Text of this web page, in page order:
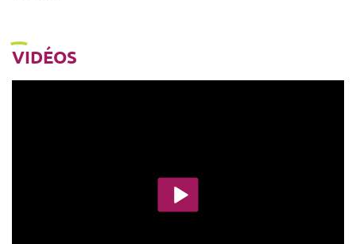
VIDÉOS